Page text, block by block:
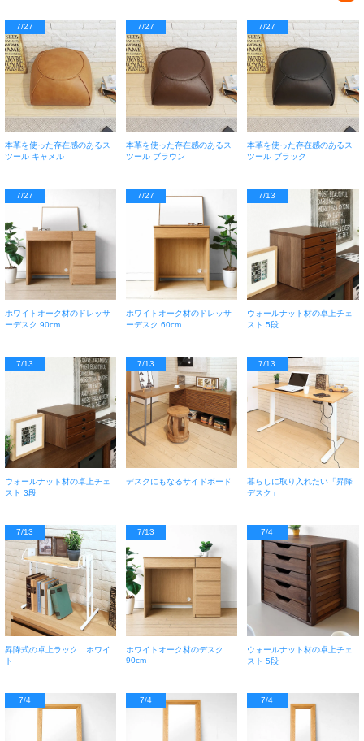
7/27
本革を使った存在感のあるス
ツール キャメル
7/27
本革を使った存在感のあるス
ツール ブラウン
7/27
本革を使った存在感のあるス
ツール ブラック
7/27
ホワイトオーク材のドレッサ
ーデスク 90cm
7/27
ホワイトオーク材のドレッサ
ーデスク 60cm
7/13
ウォールナット材の卓上チェ
スト 5段
7/13
ウォールナット材の卓上チェ
スト 3段
7/13
デスクにもなるサイドボード
7/13
暮らしに取り入れたい「昇降
デスク」
7/13
昇降式の卓上ラック ホワイ
ト
7/13
ホワイトオーク材のデスク
90cm
7/4
ウォールナット材の卓上チェ
スト 5段
7/4 7/4 7/4